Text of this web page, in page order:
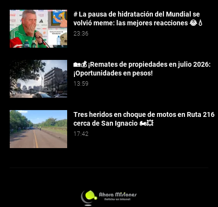
# La pausa de hidratación del Mundial se
volvió meme: las mejores reacciones 😂💧
23:36
🏡💰 ¡Remates de propiedades en julio 2026:
¡Oportunidades en pesos!
13:59
Tres heridos en choque de motos en Ruta 216
cerca de San Ignacio 🏍️💥
17:42